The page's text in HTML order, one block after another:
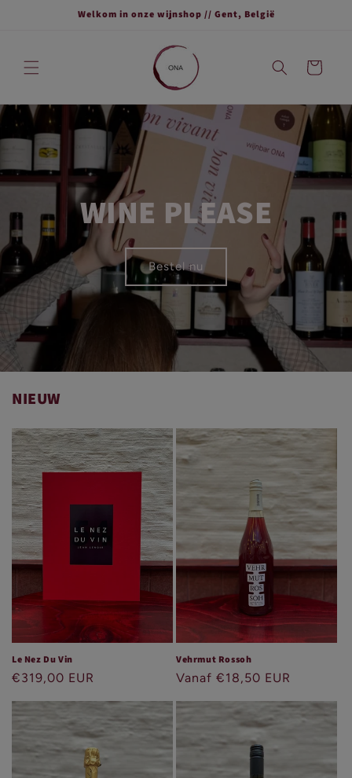
Welkom in onze wijnshop // Gent, België
Winkelwagen
WINE PLEASE
Bestel nu
NIEUW
Le Nez Du Vin
Normale
€319,00 EUR
Vehrmut Rossoh
Normale
Vanaf €18,50 EUR